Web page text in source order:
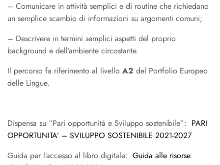
– Comunicare in attività semplici e di routine che richiedano
un semplice scambio di informazioni su argomenti comuni;
– Descrivere in termini semplici aspetti del proprio
background e dell’ambiente circostante.
Il percorso fa riferimento al livello A2 del Portfolio Europeo
delle Lingue.
Dispensa su “Pari opportunità e Sviluppo sostenibile”: PARI
OPPORTUNITA’ – SVILUPPO SOSTENIBILE 2021-2027
Guida per l’accesso al libro digitale: Guida alle risorse